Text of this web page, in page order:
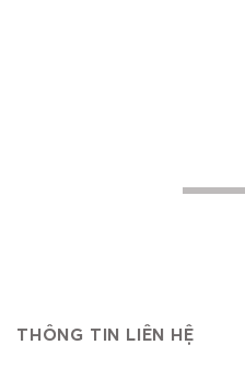
THÔNG TIN LIÊN HỆ